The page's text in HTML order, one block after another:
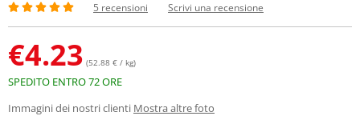
5 recensioni Scrivi una recensione
€4.23 (52.88 € / kg)
SPEDITO ENTRO 72 ORE
Immagini dei nostri clienti Mostra altre foto